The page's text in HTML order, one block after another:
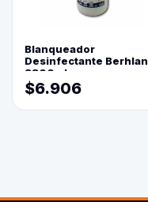
Blanqueador
Desinfectante Berhlan
3800ml
$6.906